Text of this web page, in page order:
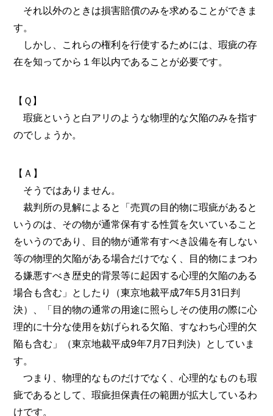
それ以外のときは損害賠償のみを求めることができま
す。
しかし、これらの権利を行使するためには、瑕疵の存
在を知ってから１年以内であることが必要です。
【Ｑ】
瑕疵というと白アリのような物理的な欠陥のみを指す
のでしょうか。
【Ａ】
そうではありません。
裁判所の見解によると「売買の目的物に瑕疵があると
いうのは、その物が通常保有する性質を欠いていること
をいうのであり、目的物が通常有すべき設備を有しない
等の物理的欠陥がある場合だけでなく、目的物にまつわ
る嫌悪すべき歴史的背景等に起因する心理的欠陥のある
場合も含む」としたり（東京地裁平成7年5月31日判
決）、「目的物の通常の用途に照らしその使用の際に心
理的に十分な使用を妨げられる欠陥、すなわち心理的欠
陥も含む」（東京地裁平成9年7月7日判決）としていま
す。
つまり、物理的なものだけでなく、心理的なものも瑕
疵であるとして、瑕疵担保責任の範囲が拡大しているわ
けです。